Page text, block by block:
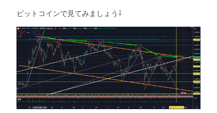
ビットコインで見てみましょう⇩